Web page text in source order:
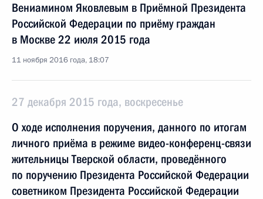
Вениамином Яковлевым в Приёмной Президента
Российской Федерации по приёму граждан
в Москве 22 июля 2015 года
11 ноября 2016 года, 18:07
27 декабря 2015 года, воскресенье
О ходе исполнения поручения, данного по итогам
личного приёма в режиме видео-конференц-связи
жительницы Тверской области, проведённого
по поручению Президента Российской Федерации
советником Президента Российской Федерации